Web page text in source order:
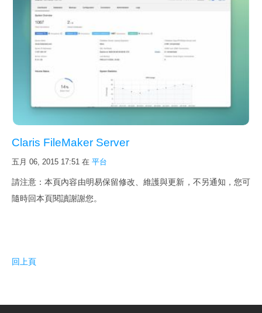
Claris FileMaker Server
五月 06, 2015 17:51 在 平台
請注意：本頁內容由明易保留修改、維護與更新，不另通知，您可
隨時回本頁閱讀謝謝您。
回上頁